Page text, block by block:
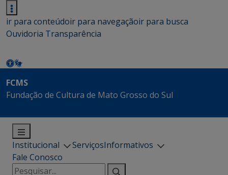
ir para conteúdoir para navegaçãoir para busca
Ouvidoria Transparência
FCMS
Fundação de Cultura de Mato Grosso do Sul
Institucional ServiçosInformativos
Fale Conosco
Pesquisar